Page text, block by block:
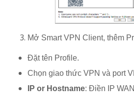
Mở Smart VPN Client, thêm
Đặt tên Profile.
Chọn giao thức VPN và port
IP or Hostname: Điền IP